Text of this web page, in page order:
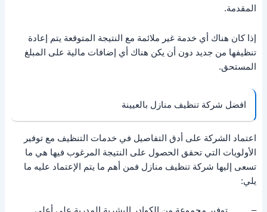
المقدمة.
إذا كان هناك أي خدمة غير ملائمة مع النتيجة المتوقعة يتم إعادة
تنظيفها من جديد دون أن يكن هناك أي إضافات مالية على المبلغ
المستحق.
افضل شركة تنظيف منازل بالعيينة
اعتماد الشركة على أدق التفاصيل في خدمات التنظيف مع توفير
الأولويات التي تحقق الحصول على النتيجة المرغوب فيها هي ما
تسعى إليها شركة تنظيف منازل فمن أهم ما يتم الإعتماد عليه ما
يلي: